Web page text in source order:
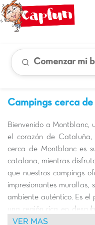
Comenzar mi
Campings cerca
Bienvenido a Montblanc,
el corazón de Cataluña,
cerca de Montblanc es
catalana, mientras
que nuestros campings
impresionantes murallas,
ambiente auténtico. Es
una región rica en
cistercienses y las
VER MAS